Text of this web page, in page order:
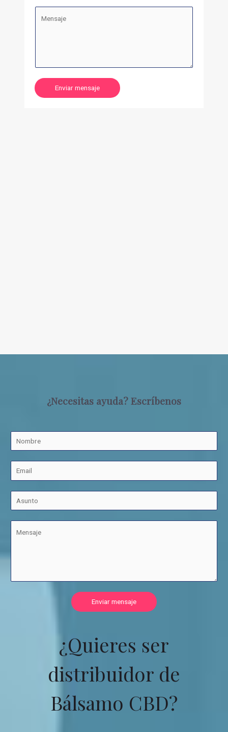
Enviar mensaje
¿Necesitas ayuda? Escríbenos
Enviar mensaje
¿Quieres ser
distribuidor de
Bálsamo CBD?